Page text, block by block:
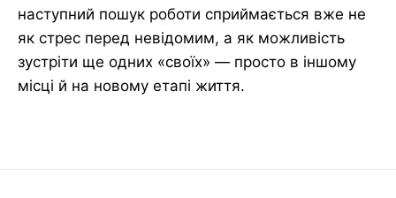
наступний пошук роботи сприймається вже не
як стрес перед невідомим, а як можливість
зустріти ще одних «своїх» — просто в іншому
місці й на новому етапі життя.